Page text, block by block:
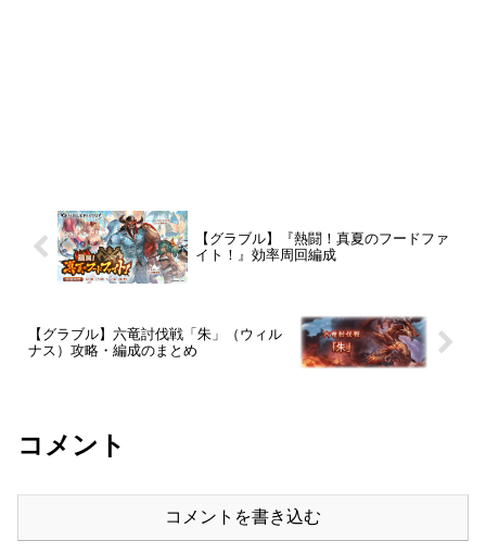
【グラブル】『熱闘！真夏のフードファ
イト！』効率周回編成
【グラブル】六竜討伐戦「朱」（ウィル
ナス）攻略・編成のまとめ
コメント
コメントを書き込む